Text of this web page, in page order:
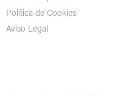
Política de Cookies
Aviso Legal